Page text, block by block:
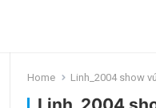
Home Linh_2004 show vú